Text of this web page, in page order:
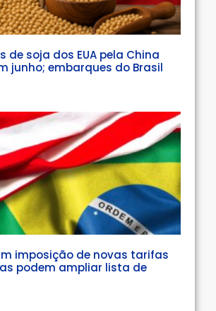
de soja dos EUA pela China
junho; embarques do Brasil
imposição de novas tarifas
podem ampliar lista de